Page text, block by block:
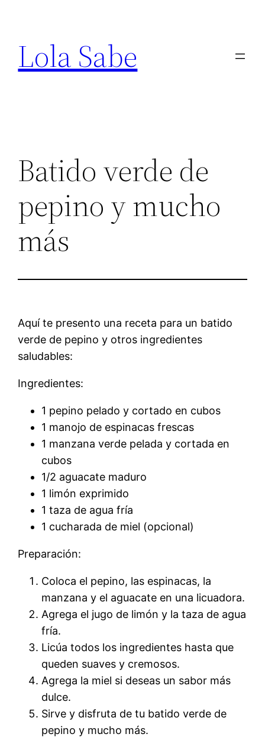
contenido
Lola Sabe
Batido verde de
pepino y mucho
más
Aquí te presento una receta para un batido
verde de pepino y otros ingredientes
saludables:
Ingredientes:
1 pepino pelado y cortado en cubos
1 manojo de espinacas frescas
1 manzana verde pelada y cortada en
cubos
1/2 aguacate maduro
1 limón exprimido
1 taza de agua fría
1 cucharada de miel (opcional)
Preparación:
Coloca el pepino, las espinacas, la
manzana y el aguacate en una licuadora.
Agrega el jugo de limón y la taza de agua
fría.
Licúa todos los ingredientes hasta que
queden suaves y cremosos.
Agrega la miel si deseas un sabor más
dulce.
Sirve y disfruta de tu batido verde de
pepino y mucho más.